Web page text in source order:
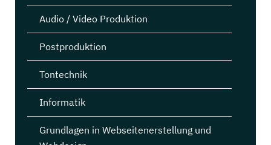
Audio / Video Produktion
Postproduktion
Tontechnik
Informatik
Grundlagen in Webseitenerstellung und